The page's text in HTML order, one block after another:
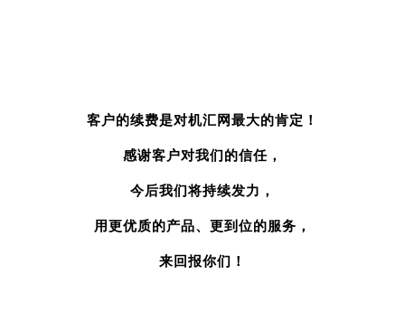
客户的续费是对机汇网最大的肯定！
感谢客户对我们的信任，
今后我们将持续发力，
用更优质的产品、更到位的服务，
来回报你们！